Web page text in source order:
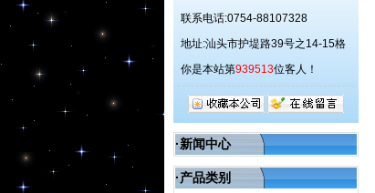
联系电话:0754-88107328
地址:汕头市护堤路39号之14-15格
你是本站第939513位客人！
·新闻中心
·产品类别